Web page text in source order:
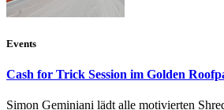
Events
Cash for Trick Session im Golden
Simon Geminiani lädt alle motivierten